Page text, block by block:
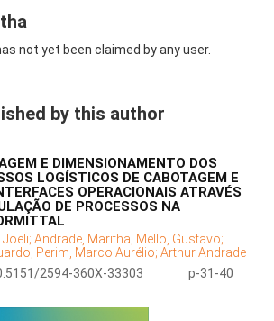
not yet been claimed by any user.
by this author
E DIMENSIONAMENTO DOS
LOGÍSTICOS DE CABOTAGEM E
OPERACIONAIS ATRAVÉS
DE PROCESSOS NA
Andrade, Maritha; Mello, Gustavo;
Perim, Marco Aurélio; Arthur Andrade
2594-360X-33303
p-31-40